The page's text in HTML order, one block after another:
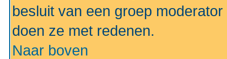
besluit van een groep
doen ze met redenen.
Naar boven